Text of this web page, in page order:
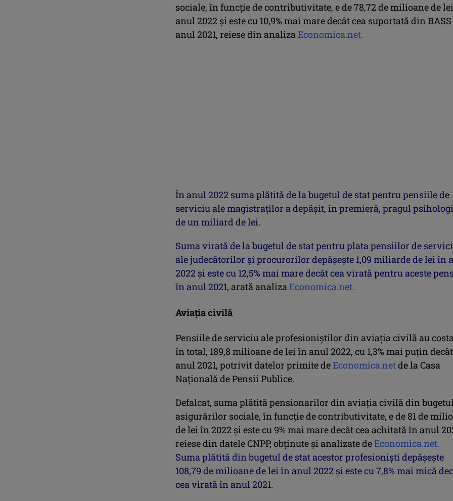
sociale, în funcţie de contributivitate, e de 78,72 de milioane de
anul 2022 şi este cu 10,9% mai mare decât cea suportată din
anul 2021, reiese din analiza Economica.net.
În anul 2022 suma plătită de la bugetul de stat pentru pensiile de
serviciu ale magistraţilor a depăşit, în premieră, pragul
de un miliard de lei.
Suma virată de la bugetul de stat pentru plata pensiilor de
ale judecătorilor şi procurorilor depăşeşte 1,09 miliarde de lei în
2022 şi este cu 12,5% mai mare decât cea virată pentru aceste
în anul 2021, arată analiza Economica.net.
Aviaţia civilă
Pensiile de serviciu ale profesioniştilor din aviaţia civilă au
în total, 189,8 milioane de lei în anul 2022, cu 1,3% mai puţin
anul 2021, potrivit datelor primite deEconomica.netde la Casa
Naţională de Pensii Publice.
Defalcat, suma plătită pensionarilor din aviaţia civilă din bugetul
asigurărilor sociale, în funcţie de contributivitate, e de 81 de
de lei în 2022 şi este cu 9% mai mare decât cea achitată în anul
reiese din datele CNPP, obţinute şi analizate deEconomica.net.
Suma plătită din bugetul de stat acestor profesionişti depăşeşte
108,79 de milioane de lei în anul 2022 şi este cu 7,8% mai mică
cea virată în anul 2021.